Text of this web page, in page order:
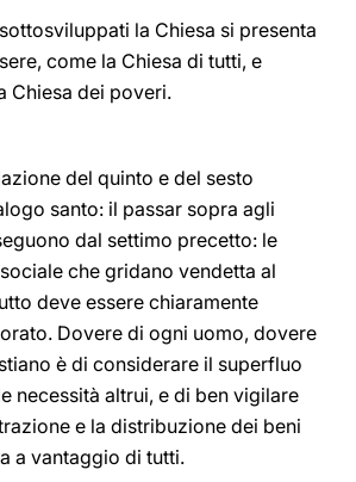
la Chiesa si presenta
come la Chiesa di tutti, e
Chiesa dei poveri.
del quinto e del sesto
santo: il passar sopra agli
dal settimo precetto: le
che gridano vendetta al
deve essere chiaramente
Dovere di ogni uomo, dovere
è di considerare il superfluo
necessità altrui, e di ben vigilare
e la distribuzione dei beni
a vantaggio di tutti.